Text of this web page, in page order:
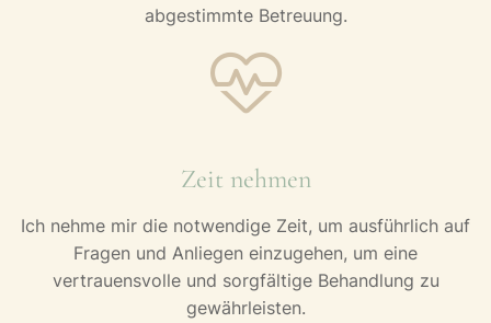
abgestimmte Betreuung.
Zeit nehmen
Ich nehme mir die notwendige Zeit, um ausführlich auf
Fragen und Anliegen einzugehen, um eine
vertrauensvolle und sorgfältige Behandlung zu
gewährleisten.